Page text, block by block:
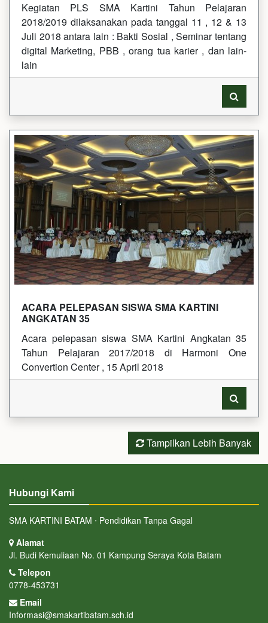
Kegiatan PLS SMA Kartini Tahun Pelajaran
2018/2019 dilaksanakan pada tanggal 11 , 12 & 13
Juli 2018 antara lain : Bakti Sosial , Seminar tentang
digital Marketing, PBB , orang tua karier , dan lain-
lain
ACARA PELEPASAN SISWA SMA KARTINI
ANGKATAN 35
Acara pelepasan siswa SMA Kartini Angkatan 35
Tahun Pelajaran 2017/2018 di Harmoni One
Convertion Center , 15 April 2018
Tampilkan Lebih Banyak
Hubungi Kami
SMA KARTINI BATAM ⋅ Pendidikan Tanpa Gagal
Alamat
Jl. Budi Kemuliaan No. 01 Kampung Seraya Kota Batam
Telepon
0778-453731
Email
Informasi@smakartibatam.sch.id